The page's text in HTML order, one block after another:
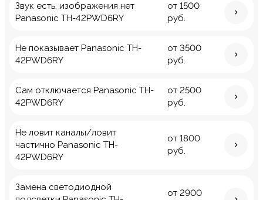
Звук есть, изображения нет
Panasonic TH-42PWD6RY
от 1500
руб.
Не показывает Panasonic TH-
42PWD6RY
от 3500
руб.
Сам отключается Panasonic TH-
42PWD6RY
от 2500
руб.
Не ловит каналы/ловит
частично Panasonic TH-
42PWD6RY
от 1800
руб.
Замена светодиодной
от 2900